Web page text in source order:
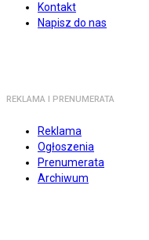
Kontakt
Napisz do nas
REKLAMA I PRENUMERATA
Reklama
Ogłoszenia
Prenumerata
Archiwum